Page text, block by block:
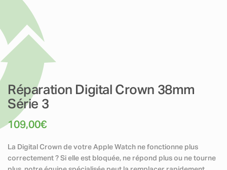
Réparation Digital Crown 38mm
Série 3
109,00€
La Digital Crown de votre Apple Watch ne fonctionne plus
correctement ? Si elle est bloquée, ne répond plus ou ne tourne